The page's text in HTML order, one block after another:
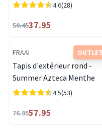
4.6(28)
50.4537.95
OUTLET
FRAAI
Tapis d'extérieur rond -
Summer Azteca Menthe
4.5(53)
76.9557.95